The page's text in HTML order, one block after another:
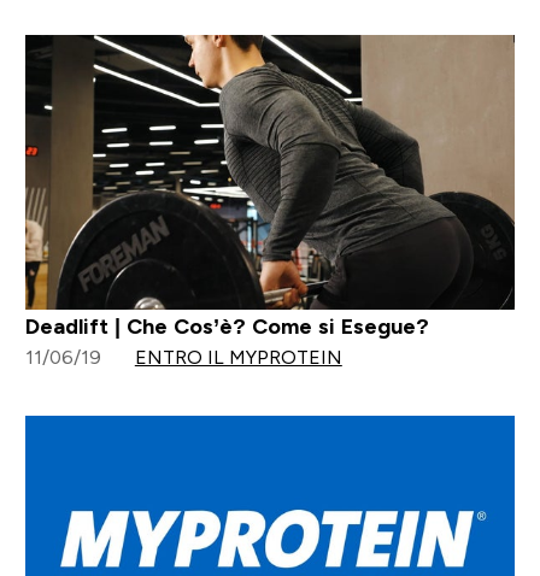
Deadlift | Che Cos’è? Come si Esegue?
11/06/19 ENTRO IL MYPROTEIN